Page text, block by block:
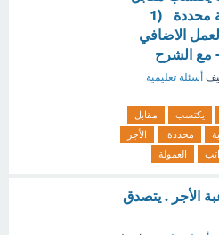
العمل لفترة زمنية محددة (1
الاضافي
- مع الشرح
أسئلة تعليمية
يكتسب
مقابل
محددة
الأجر
العمولة
الأجر . يتصدق